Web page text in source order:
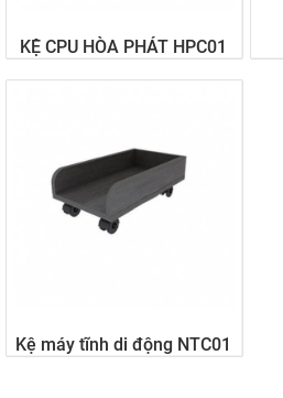
KỆ CPU HÒA PHÁT HPC01
Kệ máy tĩnh di động NTC01